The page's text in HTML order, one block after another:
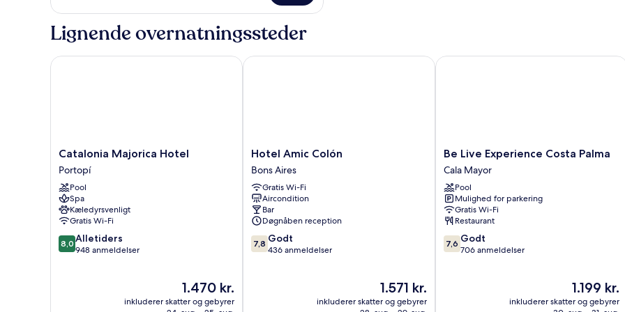
Lignende overnatningssteder
Catalonia
Majorica
Hotel
Portopí
Catalonia Majorica Hotel
Portopí
Pool
Spa
Kæledyrsvenligt
Gratis Wi-Fi
8.0
ud
8,0 Alletiders
948 anmeldelser
Prisen
er
1.470 kr.
inkluderer skatter og gebyrer
Catalonia Majorica Hotel
Hotel
Amic
Colón
Bons
Aires
Hotel Amic Colón
Bons Aires
Gratis Wi-Fi
Aircondition
Bar
Døgnåben reception
7.8
ud
7,8 Godt
436 anmeldelser
Prisen
er
1.571 kr.
inkluderer skatter og gebyrer
Hotel Amic Colón
Be
Live
Experience
Costa
Palma
Cala
Mayor
Be Live Experience Costa Palma
Cala Mayor
Pool
Mulighed for parkering
Gratis Wi-Fi
Restaurant
7.6
ud
7,6 Godt
706 anmeldelser
Prisen
er
1.199 kr.
inkluderer skatter og gebyrer
Be Live Experience Costa Palma